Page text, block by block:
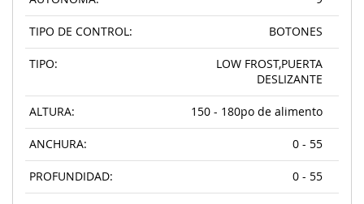
TIPO DE CONTROL: BOTONES
TIPO:
LOW FROST,PUERTA
DESLIZANTE
ALTURA: 150 - 180po de alimento
ANCHURA: 0 - 55
PROFUNDIDAD: 0 - 55